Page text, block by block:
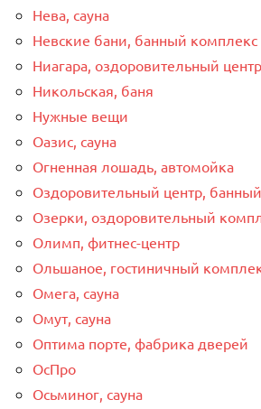
Нева, сауна
Невские бани, банный комплекс
Ниагара, оздоровительный центр
Никольская, баня
Нужные вещи
Оазис, сауна
Огненная лошадь, автомойка
Оздоровительный центр,
Озерки, оздоровительный
Олимп, фитнес-центр
Ольшаное, гостиничный
Омега, сауна
Омут, сауна
Оптима порте, фабрика дверей
ОсПро
Осьминог, сауна